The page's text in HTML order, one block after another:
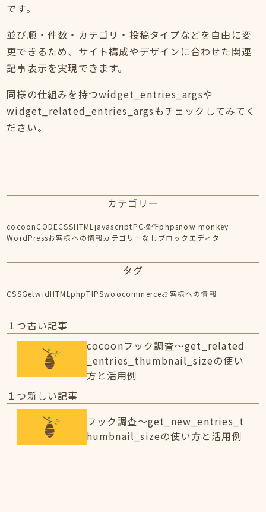
です。
並び順・件数・カテゴリ・投稿タイプなどを自由に変
更できるため、サイト構成やデザインに合わせた関連
記事表示を実現できます。
同様の仕組みを持つwidget_entries_argsや
widget_related_entries_argsもチェックしてみてく
ださい。
カテゴリー
cocoonCODECSSHTML javascriptPC操作phpsnow monkey
WordPressお客様への情報カテゴリーなしブロックエディタ
タグ
CSSGetwidHTML phpTIPSwoocommerceお客様への情報
１つ古い記事
cocoonフック調査～get_related
_entries_thumbnail_sizeの使い
方と活用例
１つ新しい記事
フック調査～get_new_entries_t
humbnail_sizeの使い方と活用例